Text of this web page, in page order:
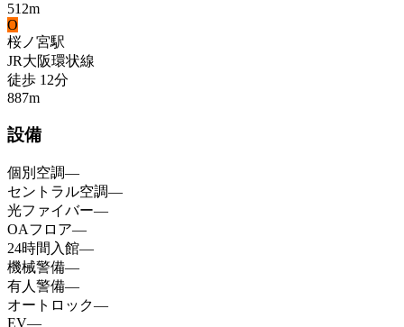
512m
O
桜ノ宮駅
JR大阪環状線
徒歩 12分
887m
設備
個別空調—
セントラル空調—
光ファイバー—
OAフロア—
24時間入館—
機械警備—
有人警備—
オートロック—
EV—